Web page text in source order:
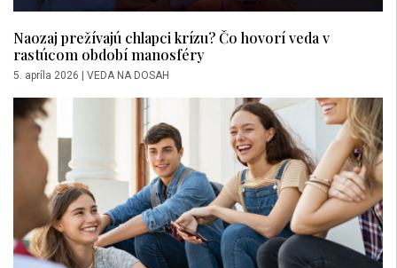
Naozaj prežívajú chlapci krízu? Čo hovorí veda v
rastúcom období manosféry
5. apríla 2026 VEDA NA DOSAH